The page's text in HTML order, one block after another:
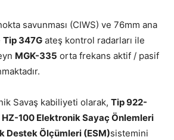
savunması (CIWS) ve 76mm ana
Tip 347G ateş kontrol radarları ile
MGK-335 orta frekans aktif / pasif
Savaş kabiliyeti olarak, Tip 922-
HZ-100 Elektronik Sayaç Önlemleri
Destek Ölçümleri (ESM)sistemini